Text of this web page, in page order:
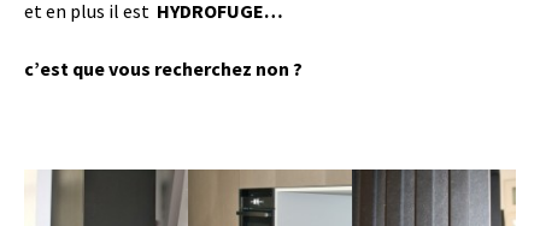
et en plus il est HYDROFUGE…
c’est que vous recherchez non ?